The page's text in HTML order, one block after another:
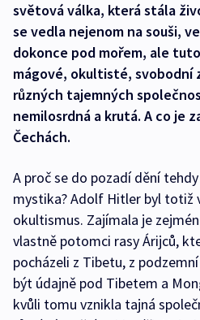
světová válka, která stála
se vedla nejenom na souši,
dokonce pod mořem, ale
mágové, okultisté,
různých tajemných
nemilosrdná a krutá. A co je
Čechách.
A proč se do pozadí dění
mystika? Adolf Hitler byl totiž
okultismus. Zajímala je
vlastně potomci rasy Árijců,
pocházeli z Tibetu, z
být údajně pod Tibetem a
kvůli tomu vznikla tajná